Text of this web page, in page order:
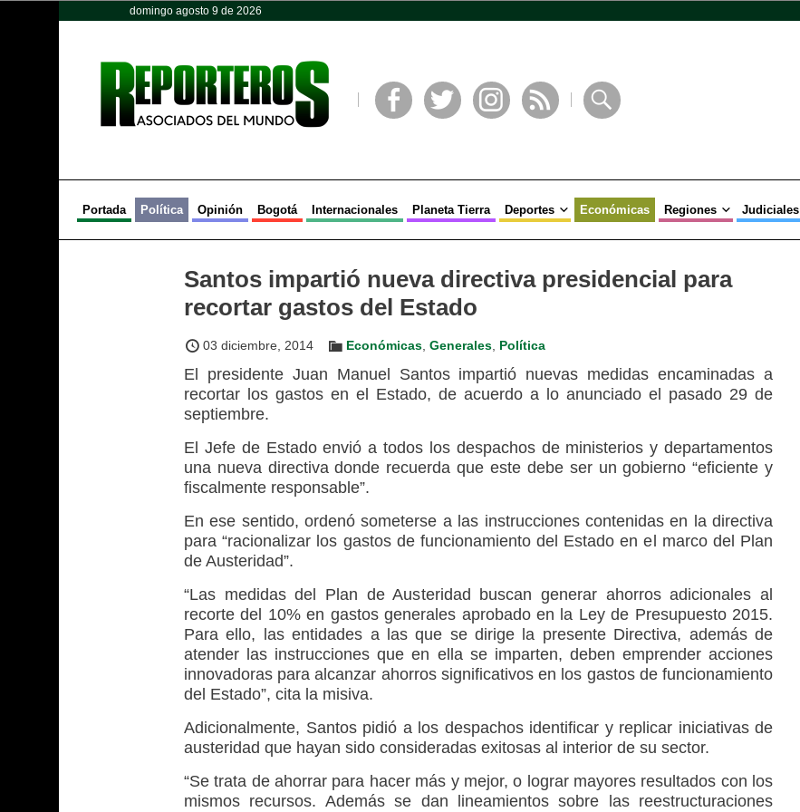
domingo agosto 9 de 2026
Portada Política Opinión Bogotá Internacionales Planeta Tierra Deportes Económicas Regiones Judiciales
Santos impartió nueva directiva presidencial para
recortar gastos del Estado
03 diciembre, 2014 Económicas Generales Política
El presidente Juan Manuel Santos impartió nuevas medidas encaminadas a
recortar los gastos en el Estado, de acuerdo a lo anunciado el pasado 29 de
septiembre.
El Jefe de Estado envió a todos los despachos de ministerios y departamentos
una nueva directiva donde recuerda que este debe ser un gobierno “eficiente y
fiscalmente responsable”.
En ese sentido, ordenó someterse a las instrucciones contenidas en la directiva
para “racionalizar los gastos de funcionamiento del Estado en el marco del Plan
de Austeridad”.
“Las medidas del Plan de Austeridad buscan generar ahorros adicionales al
recorte del 10% en gastos generales aprobado en la Ley de Presupuesto 2015.
Para ello, las entidades a las que se dirige la presente Directiva, además de
atender las instrucciones que en ella se imparten, deben emprender acciones
innovadoras para alcanzar ahorros significativos en los gastos de funcionamiento
del Estado”, cita la misiva.
Adicionalmente, Santos pidió a los despachos identificar y replicar iniciativas de
austeridad que hayan sido consideradas exitosas al interior de su sector.
“Se trata de ahorrar para hacer más y mejor, o lograr mayores resultados con los
mismos recursos. Además se dan lineamientos sobre las reestructuraciones
Opinión Política